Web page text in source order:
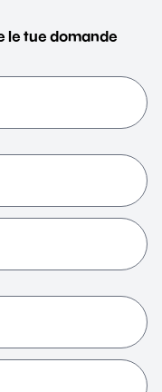
le tue domande